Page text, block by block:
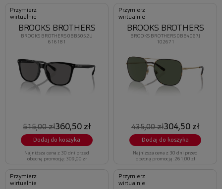
Przymierz
wirtualnie
BROOKS BROTHERS 0BB5052U
616181
BROOKS BROTHERS
515,00 zł360,50 zł
Dodaj do koszyka
Najniższa cena z 30 dni przed
obecną promocją: 309,00 zł
Przymierz
wirtualnie
BROOKS BROTHERS 0BB4067J
102671
BROOKS BROTHERS
435,00 zł304,50 zł
Dodaj do koszyka
Najniższa cena z 30 dni przed
obecną promocją: 261,00 zł
Przymierz
wirtualnie
Przymierz
wirtualnie